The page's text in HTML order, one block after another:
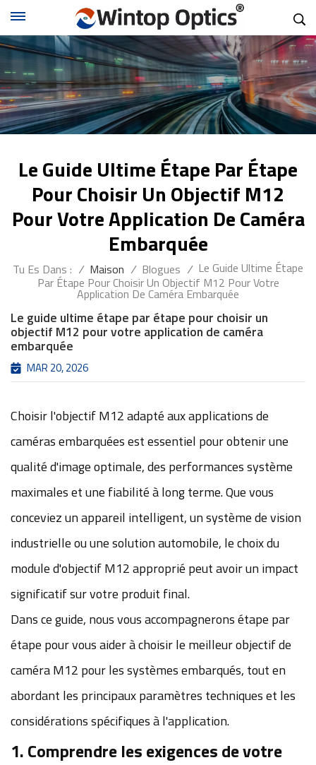
Le Guide Ultime Étape Par Étape
Pour Choisir Un Objectif M12
Pour Votre Application De Caméra
Embarquée
Tu Es Dans : / Maison / Blogues / Le Guide Ultime Étape
Par Étape Pour Choisir Un Objectif M12 Pour Votre
Application De Caméra Embarquée
Le guide ultime étape par étape pour choisir un
objectif M12 pour votre application de caméra
embarquée
MAR 20, 2026
Choisir l'objectif M12 adapté aux applications de
caméras embarquées est essentiel pour obtenir une
qualité d'image optimale, des performances système
maximales et une fiabilité à long terme. Que vous
conceviez un appareil intelligent, un système de vision
industrielle ou une solution automobile, le choix du
module d'objectif M12 approprié peut avoir un impact
significatif sur votre produit final.
Dans ce guide, nous vous accompagnerons étape par
étape pour vous aider à choisir le meilleur objectif de
caméra M12 pour les systèmes embarqués, tout en
abordant les principaux paramètres techniques et les
considérations spécifiques à l'application.
1. Comprendre les exigences de votre